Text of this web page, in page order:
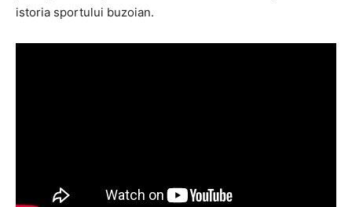
istoria sportului buzoian.